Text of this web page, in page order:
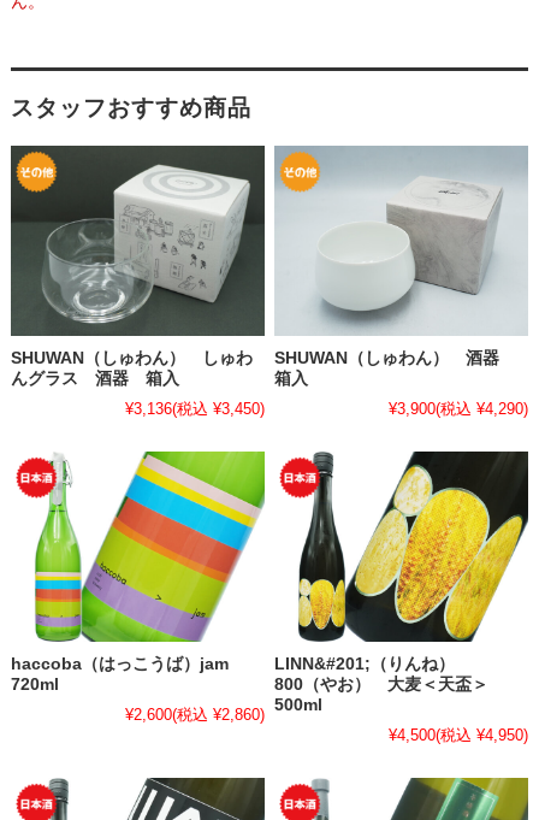
スタッフおすすめ商品
SHUWAN（しゅわん） しゅわ
んグラス 酒器 箱入
¥3,136(税込 ¥3,450)
SHUWAN（しゅわん） 酒器
箱入
¥3,900(税込 ¥4,290)
haccoba（はっこうば）jam
720ml
¥2,600(税込 ¥2,860)
LINN&#201;（りんね）
800（やお） 大麦＜天盃＞
500ml
¥4,500(税込 ¥4,950)